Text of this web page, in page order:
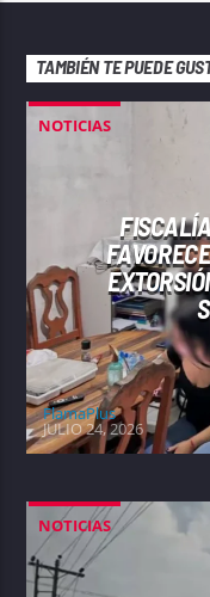
TAMBIÉN TE PUEDE
NOTICIAS
FlamaPlus
JULIO 24, 2026
NOTICIAS